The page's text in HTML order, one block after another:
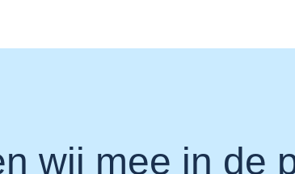
wij mee in de